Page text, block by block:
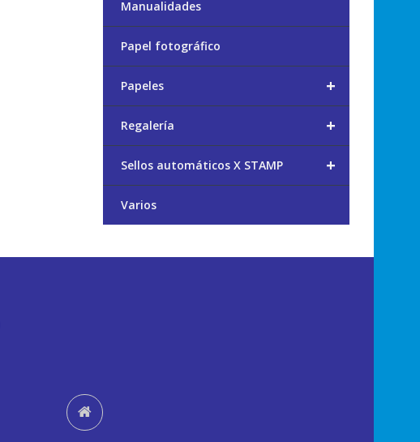
Manualidades
Papel fotográfico
+
Papeles
+
Regalería
+
Sellos automáticos X STAMP
Varios